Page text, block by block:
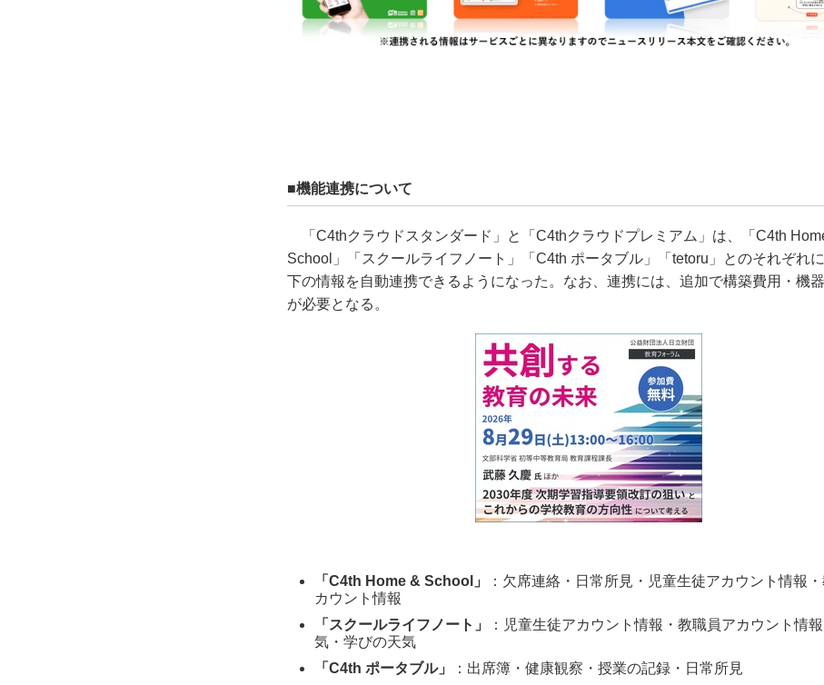
■機能連携について
「C4thクラウドスタンダード」と「C4thクラウドプレミアム」は、「C4th
School」「スクールライフノート」「C4th ポータブル」「tetoru」とのそれぞれ
下の情報を自動連携できるようになった。なお、連携には、追加で構築費用・機
が必要となる。
「C4th Home & School」
：欠席連絡・日常所見・児童生徒アカウント情報
カウント情報
「スクールライフノート」
：児童生徒アカウント情報・教職員アカウント情
気・学びの天気
「C4th ポータブル」
：出席簿・健康観察・授業の記録・日常所見